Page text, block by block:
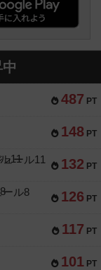
487 PT
148 PT
132 PT
ール11
126 PT
ール8
117 PT
101 PT